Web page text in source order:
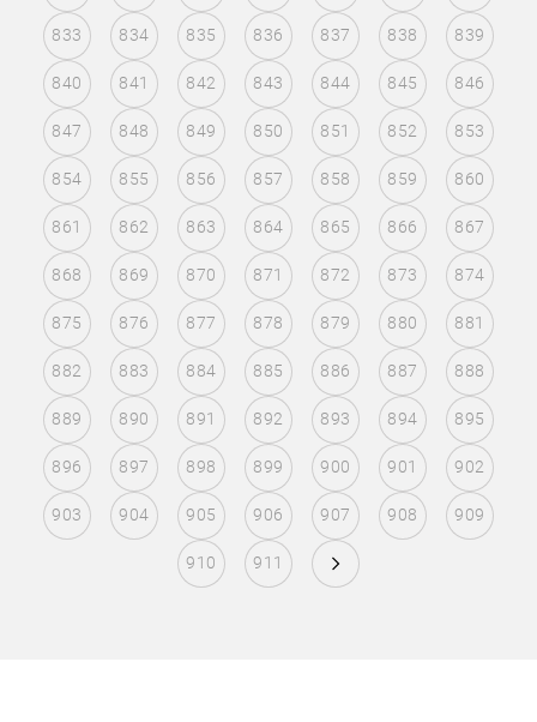
833 834 835 836 837 838 839
840 841 842 843 844 845 846
847 848 849 850 851 852 853
854 855 856 857 858 859 860
861 862 863 864 865 866 867
868 869 870 871 872 873 874
875 876 877 878 879 880 881
882 883 884 885 886 887 888
889 890 891 892 893 894 895
896 897 898 899 900 901 902
903 904 905 906 907 908 909
910 911